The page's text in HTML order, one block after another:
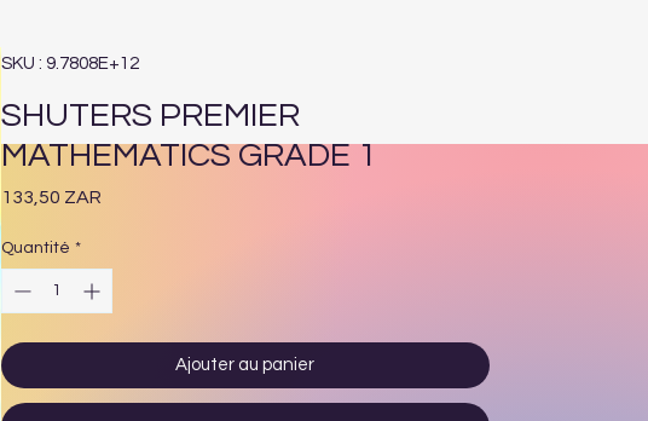
SKU : 9.7808E+12
SHUTERS PREMIER
MATHEMATICS GRADE 1
133,50 ZARPrix
Quantité *
Ajouter au panier